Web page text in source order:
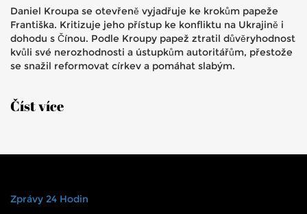
Daniel Kroupa se otevřeně vyjadřuje ke krokům papeže
Františka. Kritizuje jeho přístup ke konfliktu na Ukrajině i
dohodu s Čínou. Podle Kroupy papež ztratil důvěryhodnost
kvůli své nerozhodnosti a ústupkům autoritářům, přestože
se snažil reformovat církev a pomáhat slabým.
Číst více
Zprávy 24 Hodin